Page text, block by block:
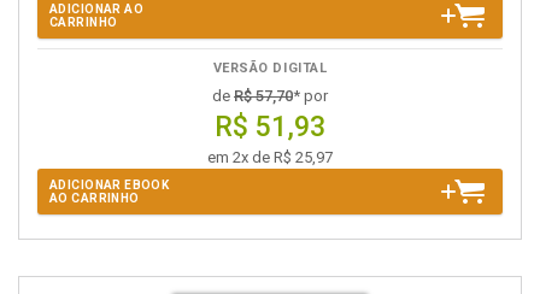
ADICIONAR AO
CARRINHO
VERSÃO DIGITAL
de R$ 57,70* por
R$ 51,93
em 2x de R$ 25,97
ADICIONAR EBOOK
AO CARRINHO